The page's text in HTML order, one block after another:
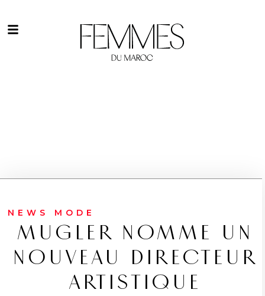
NEWS MODE
MUGLER NOMME UN
NOUVEAU DIRECTEUR
ARTISTIQUE